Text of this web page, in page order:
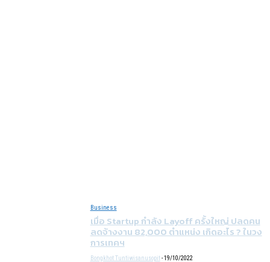
Business
เมื่อ Startup กำลัง Layoff ครั้งใหญ่ ปลดคน
ลดจ้างงาน 82,000 ตำแหน่ง เกิดอะไร ? ในวง
การเทคฯ
Bongkhot Tuntiwisanusopit - 19/10/2022